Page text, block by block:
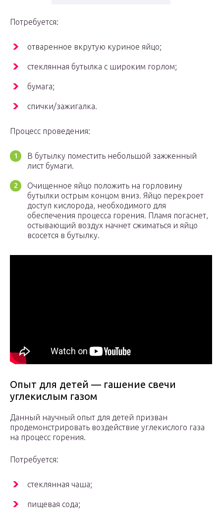
Потребуется:
отваренное вкрутую куриное яйцо;
стеклянная бутылка с широким горлом;
бумага;
спички/зажигалка.
Процесс проведения:
В бутылку поместить небольшой зажженный
лист бумаги.
Очищенное яйцо положить на горловину
бутылки острым концом вниз. Яйцо перекроет
доступ кислорода, необходимого для
обеспечения процесса горения. Пламя погаснет,
остывающий воздух начнет сжиматься и яйцо
всосется в бутылку.
Опыт для детей — гашение свечи
углекислым газом
Данный научный опыт для детей призван
продемонстрировать воздействие углекислого газа
на процесс горения.
Потребуется:
стеклянная чаша;
пищевая сода;